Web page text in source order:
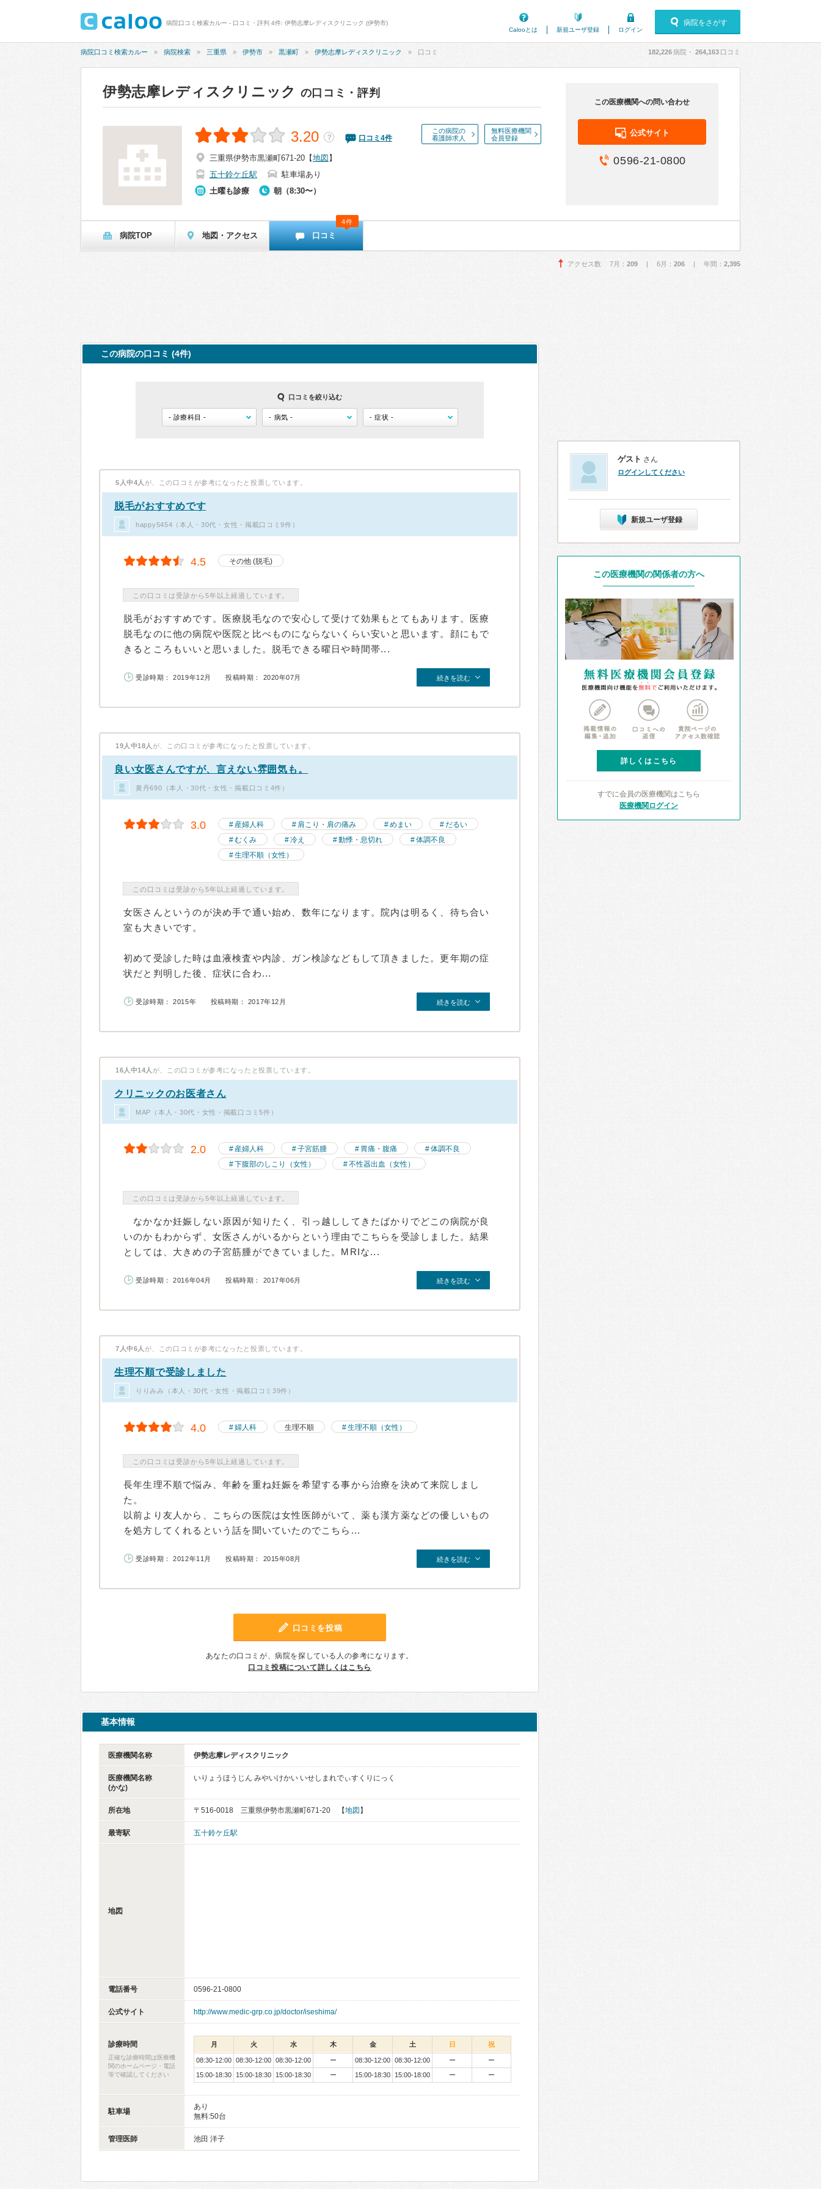
病院口コミ検索カルー - 口コミ・評判 4件: 伊勢志摩レディスクリニック (伊勢市)
Calooとは
新規ユーザ登録 ログイン
病院をさがす
病院口コミ検索カルー 病院検索 三重県 伊勢市 黒瀬町 伊勢志摩レディスクリニック 口コミ 182,226病院・ 264,163 口コミ
伊勢志摩レディスクリニック の口コミ・評判
この病院の
看護師求人
無料医療機関
会員登録
3.20 ？ 口コミ 4件
三重県伊勢市黒瀬町671-20 【地図 】
五十鈴ケ丘駅
駐車場あり
土曜も診療
朝（8:30〜）
この医療機関への問い合わせ
公式サイト
0596-21-0800
病院TOP 地図・アクセス 口コミ
4件
アクセス数 7月： 209 | 6月： 206 | 年間： 2,395
この病院の口コミ (4件)
口コミを絞り込む
5人中4人 が、この口コミが参考になったと投票しています。
脱毛がおすすめです
happy5454（本人・30代・女性・掲載口コミ9件）
4.5 その他 (脱毛)
この口コミは受診から5年以上経過しています。
脱毛がおすすめです。医療脱毛なので安心して受けて効果もとてもあります。医療
脱毛なのに他の病院や医院と比べものにならないくらい安いと思います。顔にもで
きるところもいいと思いました。脱毛できる曜日や時間帯...
受診時期： 2019年12月 投稿時期： 2020年07月 続きを読む
19人中18人 が、この口コミが参考になったと投票しています。
良い女医さんですが、言えない雰囲気も。
黄丹690（本人・30代・女性・掲載口コミ4件）
3.0 産婦人科 肩こり・肩の痛み めまい
だるい
むくみ
冷え 動悸・息切れ
体調不良
生理不順（女性）
この口コミは受診から5年以上経過しています。
女医さんというのが決め手で通い始め、数年になります。院内は明るく、待ち合い
室も大きいです。
初めて受診した時は血液検査や内診、ガン検診などもして頂きました。更年期の症
状だと判明した後、症状に合わ...
受診時期： 2015年 投稿時期： 2017年12月 続きを読む
16人中14人 が、この口コミが参考になったと投票しています。
クリニックのお医者さん
MAP（本人・30代・女性・掲載口コミ5件）
2.0 産婦人科 子宮筋腫 胃痛・腹痛
体調不良
下腹部のしこり（女性）
不性器出血（女性）
この口コミは受診から5年以上経過しています。
なかなか妊娠しない原因が知りたく、引っ越ししてきたばかりでどこの病院が良
いのかもわからず、女医さんがいるからという理由でこちらを受診しました。結果
としては、大きめの子宮筋腫ができていました。MRIな...
受診時期： 2016年04月 投稿時期： 2017年06月 続きを読む
7人中6人 が、この口コミが参考になったと投票しています。
生理不順で受診しました
りりみみ（本人・30代・女性・掲載口コミ39件）
4.0 婦人科 生理不順 生理不順（女性）
この口コミは受診から5年以上経過しています。
長年生理不順で悩み、年齢を重ね妊娠を希望する事から治療を決めて来院しまし
た。
以前より友人から、こちらの医院は女性医師がいて、薬も漢方薬などの優しいもの
を処方してくれるという話を聞いていたのでこちら...
受診時期： 2012年11月 投稿時期： 2015年08月 続きを読む
口コミを投稿
あなたの口コミが、病院を探している人の参考になります。
口コミ投稿について詳しくはこちら
基本情報
医療機関名称 伊勢志摩レディスクリニック
医療機関名称
(かな)
いりょうほうじん みやいけかい いせしまれでぃすくりにっく
所在地 〒516-0018 三重県伊勢市黒瀬町671-20 【地図 】
最寄駅 五十鈴ケ丘駅
地図
電話番号 0596-21-0800
公式サイト http://www.medic-grp.co.jp/doctor/iseshima/
診療時間
正確な診療時間は医療機
関のホームページ・電話
等で確認してください
月 火 水 木 金 土 日 祝
08:30-12:00 08:30-12:00 08:30-12:00 ー 08:30-12:00 08:30-12:00 ー
ー
15:00-18:30
15:00-18:30 15:00-18:30 ー 15:00-18:30 15:00-18:00 ー ー
駐車場
あり
無料:50台
管理医師 池田 洋子
ゲスト さん
ログインしてください
新規ユーザ登録
この医療機関の関係者の方へ
詳しくはこちら
すでに会員の医療機関はこちら
医療機関ログイン